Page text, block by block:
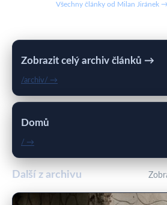
Všechny články od Milan Jiránek →
Zobrazit celý archiv článků →
/archiv/ →
Domů
/ →
Další z archivu